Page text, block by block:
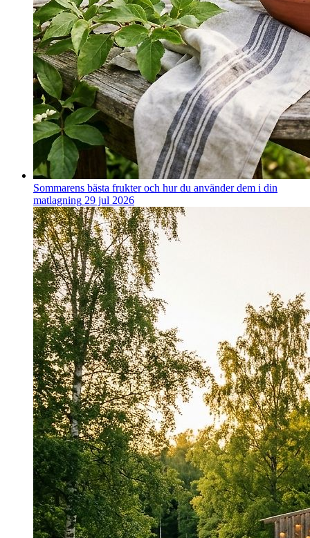
Sommarens bästa frukter och hur du använder dem i din
matlagning 29 jul 2026